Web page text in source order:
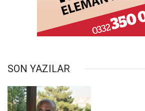
SON YAZILAR